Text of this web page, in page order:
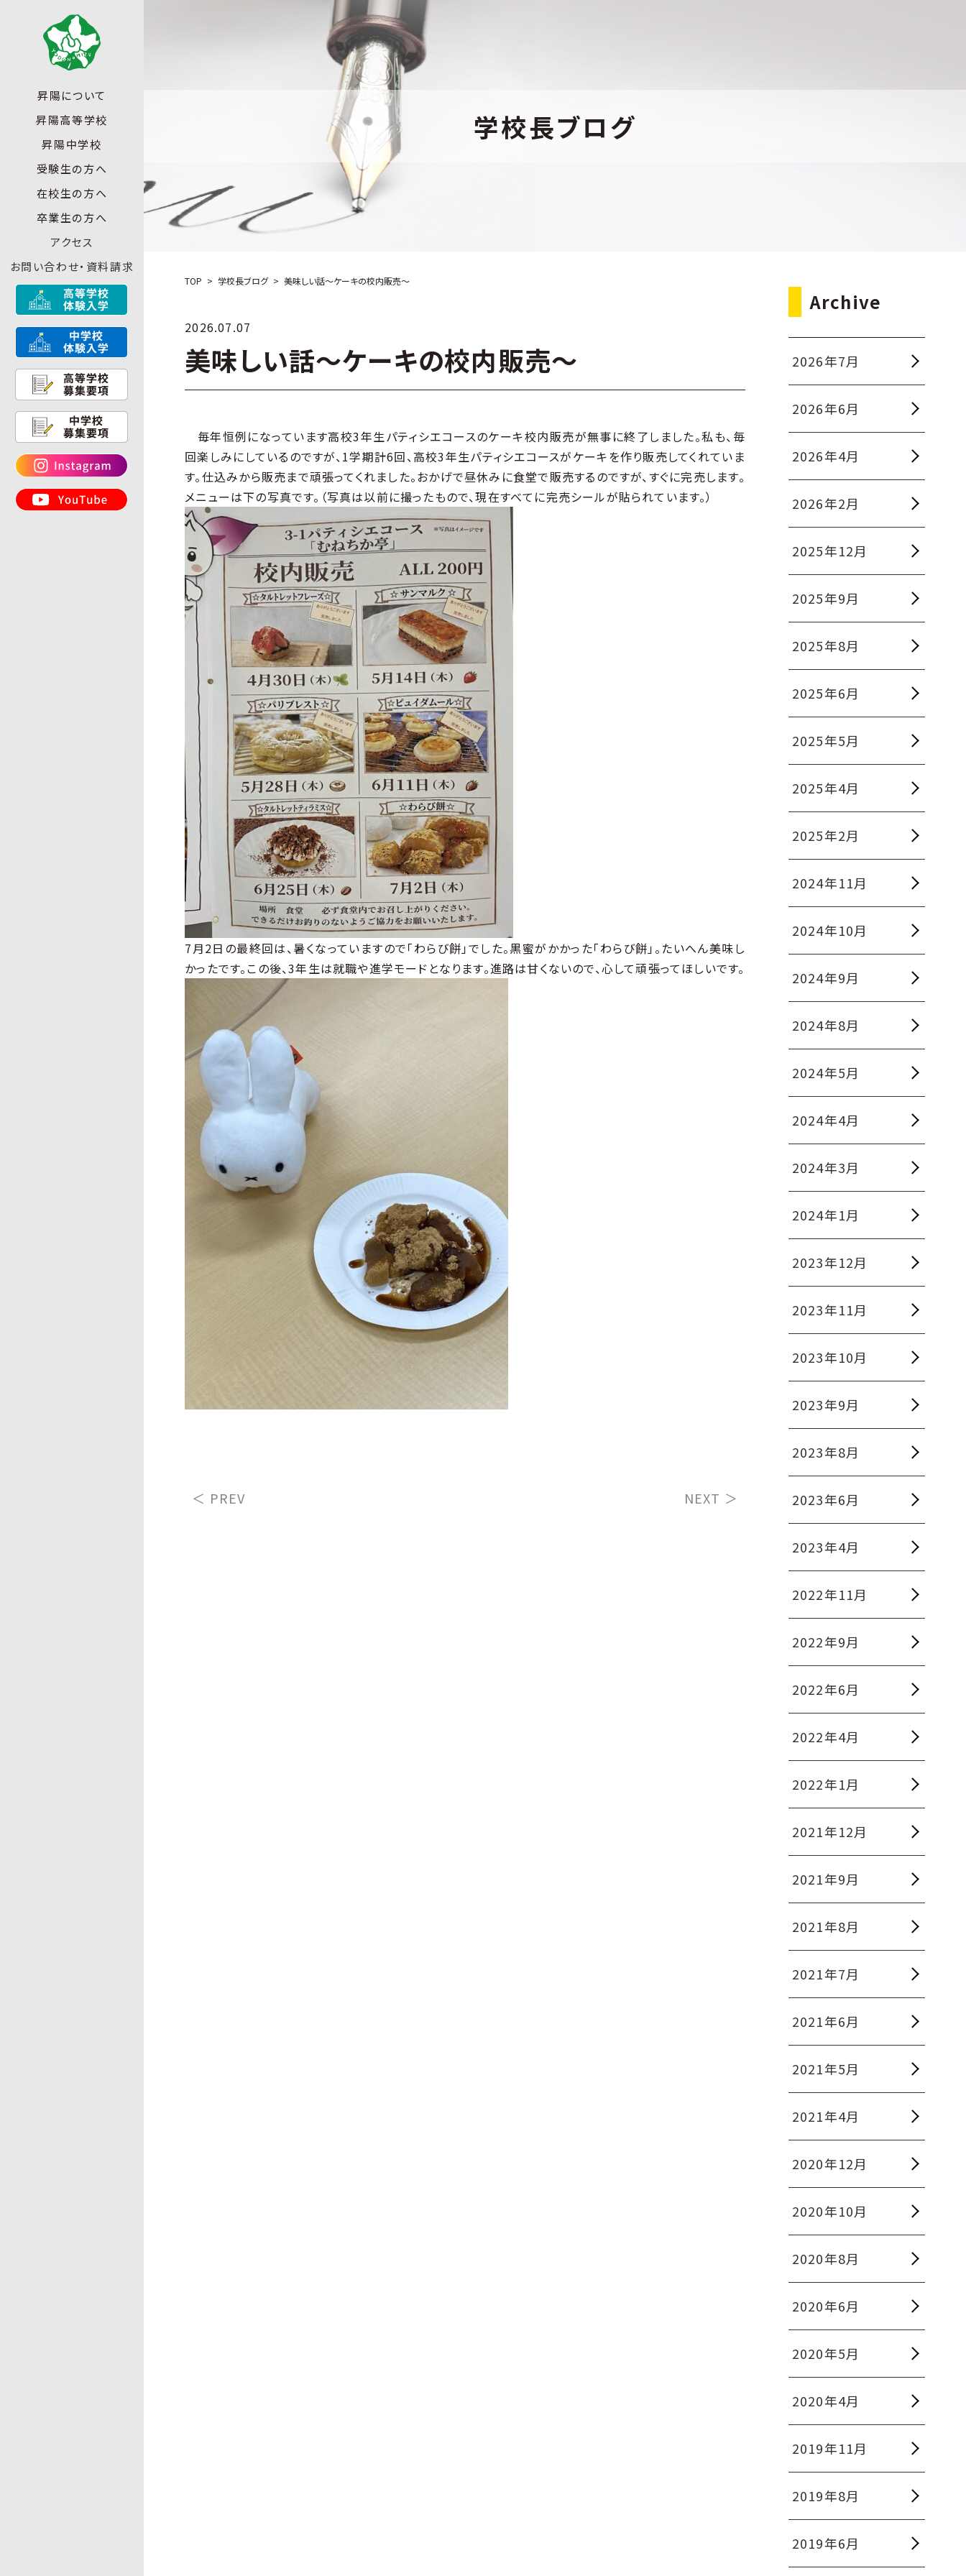
昇陽について
昇陽高等学校
昇陽中学校
受験生の方へ
在校生の方へ
卒業生の方へ
アクセス
お問い合わせ・資料請求
学校長ブログ
TOP 学校長ブログ 美味しい話～ケーキの校内販売～
2026.07.07
美味しい話～ケーキの校内販売～
毎年恒例になっています高校3年生パティシエコースのケーキ校内販売が無事に終了しました。私も、毎
回楽しみにしているのですが、1学期計6回、高校3年生パティシエコースがケーキを作り販売してくれていま
す。仕込みから販売まで頑張ってくれました。おかげで昼休みに食堂で販売するのですが、すぐに完売します。
メニューは下の写真です。（写真は以前に撮ったもので、現在すべてに完売シールが貼られています。）
7月2日の最終回は、暑くなっていますので「わらび餅」でした。黒蜜がかかった「わらび餅」。たいへん美味し
かったです。この後、3年生は就職や進学モードとなります。進路は甘くないので、心して頑張ってほしいです。
＜ PREV NEXT ＞
Archive
2026年7月
2026年6月
2026年4月
2026年2月
2025年12月
2025年9月
2025年8月
2025年6月
2025年5月
2025年4月
2025年2月
2024年11月
2024年10月
2024年9月
2024年8月
2024年5月
2024年4月
2024年3月
2024年1月
2023年12月
2023年11月
2023年10月
2023年9月
2023年8月
2023年6月
2023年4月
2022年11月
2022年9月
2022年6月
2022年4月
2022年1月
2021年12月
2021年9月
2021年8月
2021年7月
2021年6月
2021年5月
2021年4月
2020年12月
2020年10月
2020年8月
2020年6月
2020年5月
2020年4月
2019年11月
2019年8月
2019年6月